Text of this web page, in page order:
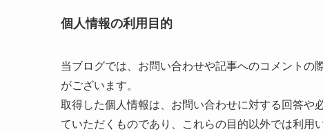
個人情報の利用目的
当ブログでは、お問い合わせや記事へのコメント
がございます。
取得した個人情報は、お問い合わせに対する回答
ていただくものであり、これらの目的以外では利用